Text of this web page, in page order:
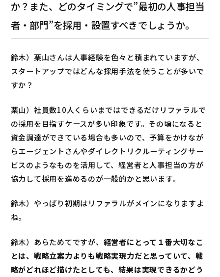
か？また、どのタイミングで”最初の人事担当
者・部門”を採用・設置すべきでしょうか。
鈴木）栗山さんは人事経験を色々と積まれていますが、
スタートアップではどんな採用手法を使うことが多いで
すか？
栗山）社員数10人くらいまではできるだけリファラルで
の採用を目指すケースが多い印象です。その頃になると
資金調達ができている場合も多いので、予算をかけなが
らエージェントさんやダイレクトリクルーティングサー
ビスのようなものを活用して、経営者と人事担当の方が
協力して採用を進めるのが一般的かと思います。
鈴木）やっぱり初期はリファラルがメインになりますよ
ね。
鈴木）あらためてですが、 経営者にとって１番大切なこ
とは、戦略立案力よりも戦略実現力だと思っていて、戦
略がどれほど描けたとしても、結果は実現できるかどう